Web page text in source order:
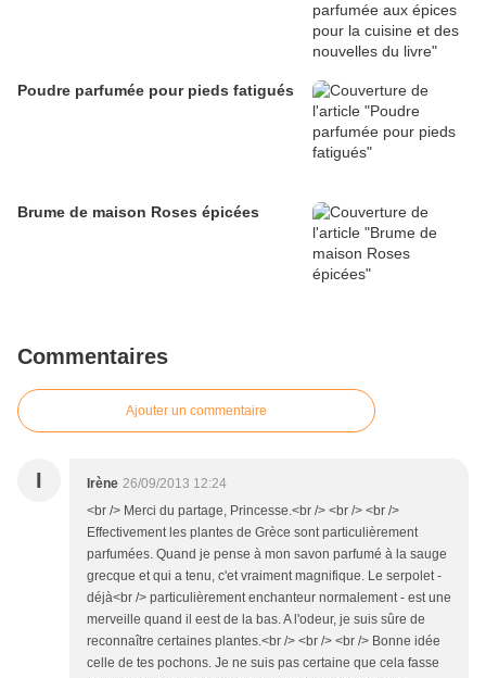
Poudre parfumée pour pieds fatigués
Brume de maison Roses épicées
Commentaires
Ajouter un commentaire
I Irène 26/09/2013 12:24
<br /> Merci du partage, Princesse.<br /> <br /> <br />
Effectivement les plantes de Grèce sont particulièrement
parfumées. Quand je pense à mon savon parfumé à la sauge
grecque et qui a tenu, c'et vraiment magnifique. Le serpolet -
déjà<br /> particulièrement enchanteur normalement - est une
merveille quand il eest de la bas. A l'odeur, je suis sûre de
reconnaître certaines plantes.<br /> <br /> <br /> Bonne idée
celle de tes pochons. Je ne suis pas certaine que cela fasse